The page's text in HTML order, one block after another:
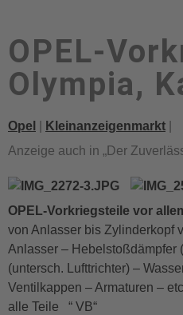
OPEL-
Olympia,
Opel Kleinanzeigenmarkt
Anzeige auch in „Der
OPEL-Vorkriegsteile vor
von Anlasser bis Zylinderkopf
Anlasser – Hebelstoßdämpfer
(untersch. Lufttrichter) –
Ventilkappen – Armaturen –
alle Teile “ VB“